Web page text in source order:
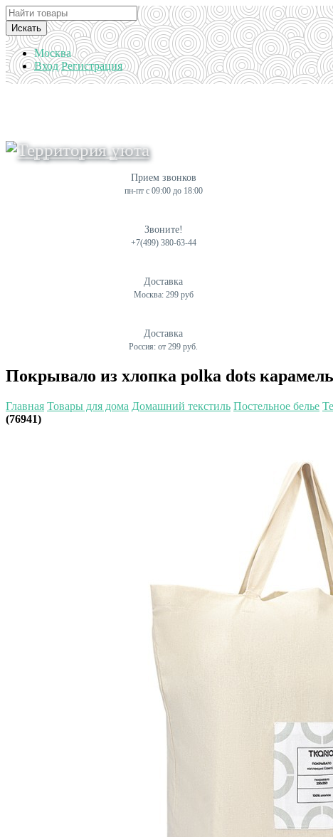
Искать
Москва
Вход Регистрация
Прием звонков
пн-пт с 09:00 до 18:00
Звоните!
+7(499) 380-63-44
Доставка
Москва: 299 руб
Доставка
Россия: от 299 руб.
Покрывало из хлопка polka dots
Главная Товары для дома Домашний текстиль Постельное белье
(76941)